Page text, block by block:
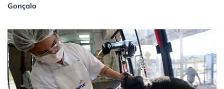
Gonçalo